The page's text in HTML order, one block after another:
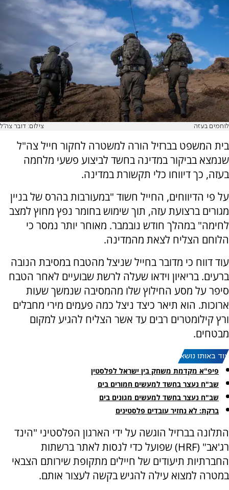
לוחמים בעזה צילום: דובר צה"ל
בית המשפט בברזיל הורה למשטרה לחקור חייל צה"ל
שנמצא בביקור במדינה בחשד לביצוע פשעי מלחמה
בעזה, כך דיווחו כלי תקשורת במדינה.
על פי הדיווחים, החייל חשוד "במעורבות בהרס של בניין
מגורים ברצועת עזה, תוך שימוש בחומר נפץ מחוץ למצב
לחימה" במהלך חודש נובמבר. מאוחר יותר נמסר כי
הלוחם הצליח לצאת מהמדינה.
עוד דווח כי מדובר בחייל שניצל מהטבח במסיבת הנובה
ברעים. בריאיון וידאו שעלה לרשת שבועיים לאחר הטבח
סיפר על מסע החילוץ שלו מהמסיבה שנמשך שעות
ארוכות. הוא תיאר כיצד ניצל כמה פעמים מירי מחבלים
ורץ קילומטרים רבים עד אשר הצליח להגיע למקום
מבטחים.
עוד באותו נושא:
פיפ"א מקדמת משחק בין ישראל לפלסטין
שב"ח נעצר בחשד למעשים חמורים בים
שב"ח נעצר בחשד למעשים מגונים בים
ברקת: לא נחזיר עובדים פלסטינים
התלונה בברזיל הוגשה על ידי הארגון הפלסטיני "הינד
רג'אב" (HRF) שפועל כדי לנסות לאתר ברשתות
החברתיות תיעודים של חיילים מתקופת שירותם הצבאי
במטרה למצוא עילה להגיש בקשה לעצור אותם.